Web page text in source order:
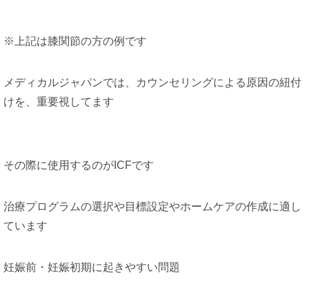
※上記は膝関節の方の例です
メディカルジャパンでは、カウンセリングによる原因の紐付
けを、重要視してます
その際に使用するのがICFです
治療プログラムの選択や目標設定やホームケアの作成に適し
ています
妊娠前・妊娠初期に起きやすい問題